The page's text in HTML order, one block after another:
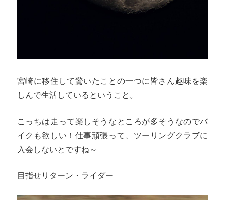
宮崎に移住して驚いたことの一つに皆さん趣味を楽
しんで生活しているということ。
こっちは走って楽しそうなところが多そうなのでバ
イクも欲しい！仕事頑張って、ツーリングクラブに
入会しないとですね～
目指せリターン・ライダー